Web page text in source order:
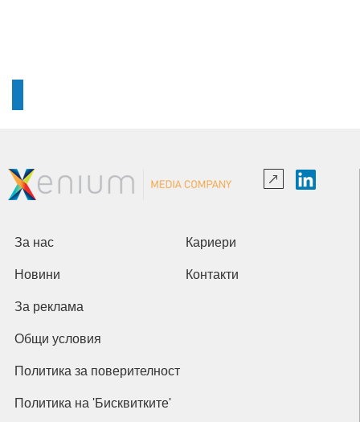
За нас Кариери
Новини Контакти
За реклама
Общи условия
Политика за поверителност
Политика на 'Бисквитките'